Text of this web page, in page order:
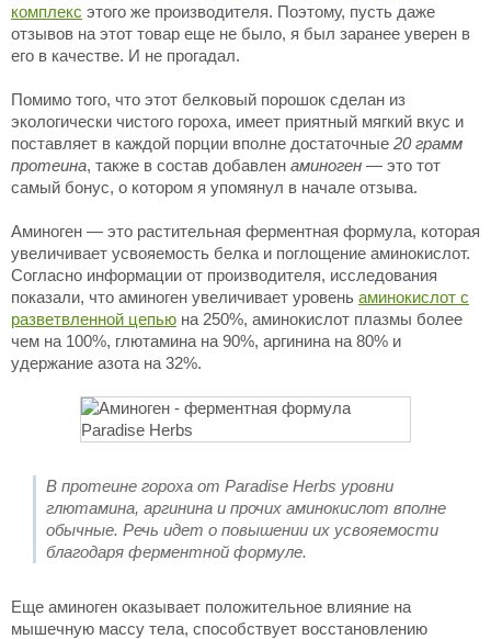
комплекс этого же производителя. Поэтому, пусть даже
отзывов на этот товар еще не было, я был заранее уверен в
его в качестве. И не прогадал.
Помимо того, что этот белковый порошок сделан из
экологически чистого гороха, имеет приятный мягкий вкус и
поставляет в каждой порции вполне достаточные 20 грамм
протеина, также в состав добавлен аминоген — это тот
самый бонус, о котором я упомянул в начале отзыва.
Аминоген — это растительная ферментная формула, которая
увеличивает усвояемость белка и поглощение аминокислот.
Согласно информации от производителя, исследования
показали, что аминоген увеличивает уровень аминокислот с
разветвленной цепью на 250%, аминокислот плазмы более
чем на 100%, глютамина на 90%, аргинина на 80% и
удержание азота на 32%.
В протеине гороха от Paradise Herbs уровни
глютамина, аргинина и прочих аминокислот вполне
обычные. Речь идет о повышении их усвояемости
благодаря ферментной формуле.
Еще аминоген оказывает положительное влияние на
мышечную массу тела, способствует восстановлению